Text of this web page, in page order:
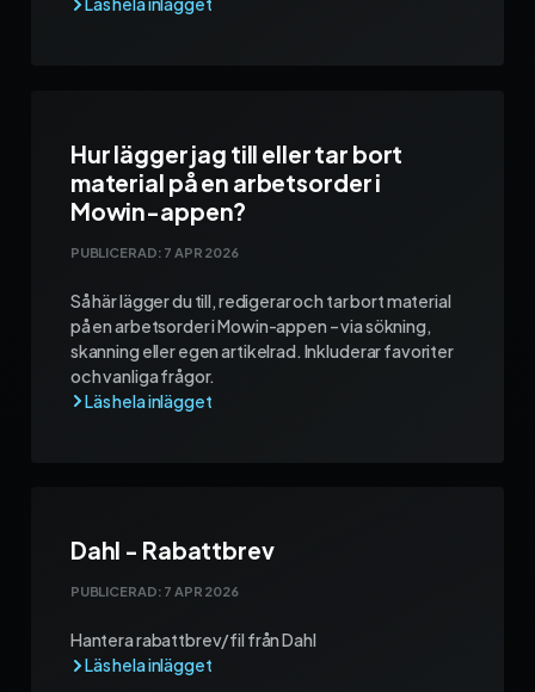
Hur lägger jag till eller tar bort
material på en arbetsorder i
Mowin-appen?
PUBLICERAD: 7 APR 2026
Så här lägger du till, redigerar och tar bort material
på en arbetsorder i Mowin-appen – via sökning,
skanning eller egen artikelrad. Inkluderar favoriter
och vanliga frågor.
Dahl - Rabattbrev
PUBLICERAD: 7 APR 2026
Hantera rabattbrev/fil från Dahl